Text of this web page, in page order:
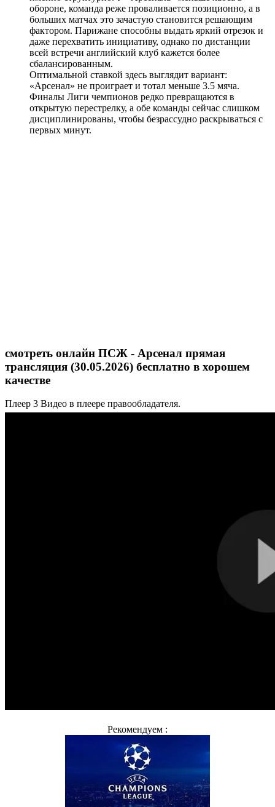
обороне, команда реже проваливается позиционно, а в
больших матчах это зачастую становится решающим
фактором. Парижане способны выдать яркий отрезок и
даже перехватить инициативу, однако по дистанции
всей встречи английский клуб кажется более
сбалансированным.
Оптимальной ставкой здесь выглядит вариант:
«Арсенал» не проиграет и тотал меньше 3.5 мяча.
Финалы Лиги чемпионов редко превращаются в
открытую перестрелку, а обе команды сейчас слишком
дисциплинированы, чтобы безрассудно раскрываться с
первых минут.
смотреть онлайн ПСЖ - Арсенал прямая
трансляция (30.05.2026) бесплатно в хорошем
качестве
Плеер 3 Видео в плеере правообладателя.
Рекомендуем :